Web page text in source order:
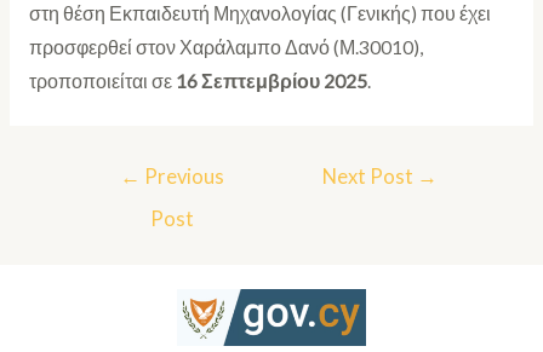
στη θέση Εκπαιδευτή Μηχανολογίας (Γενικής) που έχει
προσφερθεί στον Χαράλαμπο Δανό (Μ.30010),
τροποποιείται σε 16 Σεπτεμβρίου 2025.
← Previous
Post
Next Post →